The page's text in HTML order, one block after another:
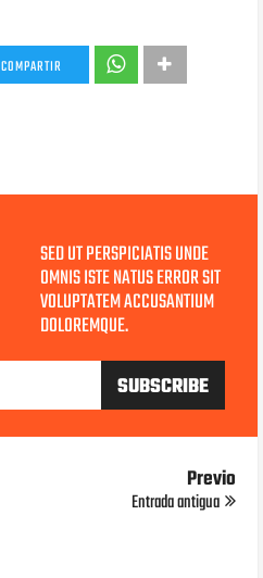
COMPARTIR
SED UT PERSPICIATIS UNDE
OMNIS ISTE NATUS ERROR SIT
VOLUPTATEM ACCUSANTIUM
DOLOREMQUE.
Previo
Entrada antigua